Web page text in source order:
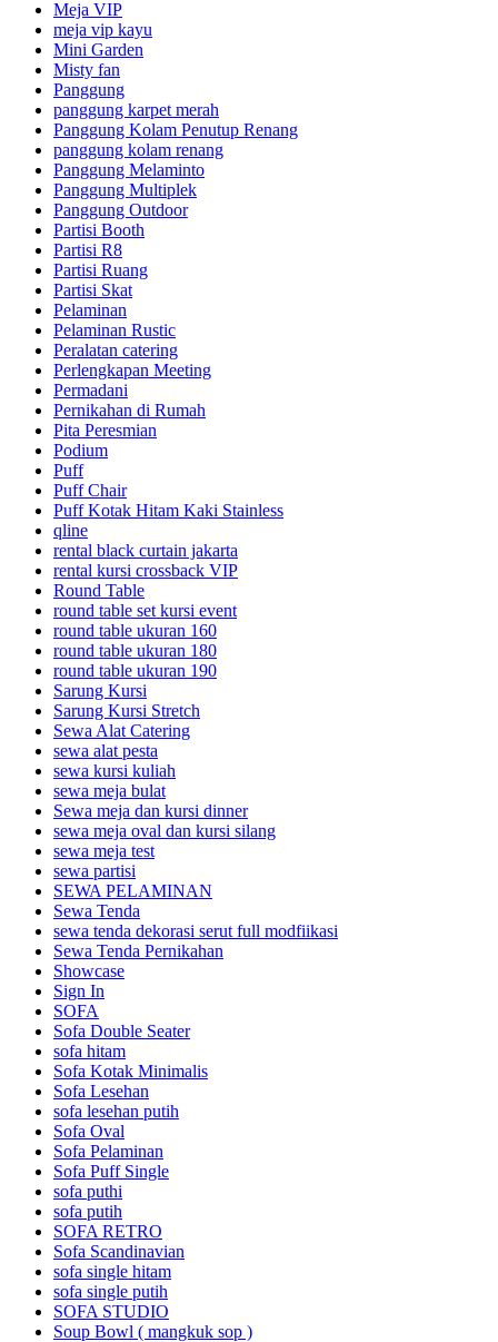
Meja VIP
meja vip kayu
Mini Garden
Misty fan
Panggung
panggung karpet merah
Panggung Kolam Penutup Renang
panggung kolam renang
Panggung Melaminto
Panggung Multiplek
Panggung Outdoor
Partisi Booth
Partisi R8
Partisi Ruang
Partisi Skat
Pelaminan
Pelaminan Rustic
Peralatan catering
Perlengkapan Meeting
Permadani
Pernikahan di Rumah
Pita Peresmian
Podium
Puff
Puff Chair
Puff Kotak Hitam Kaki Stainless
qline
rental black curtain jakarta
rental kursi crossback VIP
Round Table
round table set kursi event
round table ukuran 160
round table ukuran 180
round table ukuran 190
Sarung Kursi
Sarung Kursi Stretch
Sewa Alat Catering
sewa alat pesta
sewa kursi kuliah
sewa meja bulat
Sewa meja dan kursi dinner
sewa meja oval dan kursi silang
sewa meja test
sewa partisi
SEWA PELAMINAN
Sewa Tenda
sewa tenda dekorasi serut full modfiikasi
Sewa Tenda Pernikahan
Showcase
Sign In
SOFA
Sofa Double Seater
sofa hitam
Sofa Kotak Minimalis
Sofa Lesehan
sofa lesehan putih
Sofa Oval
Sofa Pelaminan
Sofa Puff Single
sofa puthi
sofa putih
SOFA RETRO
Sofa Scandinavian
sofa single hitam
sofa single putih
SOFA STUDIO
Soup Bowl ( mangkuk sop )